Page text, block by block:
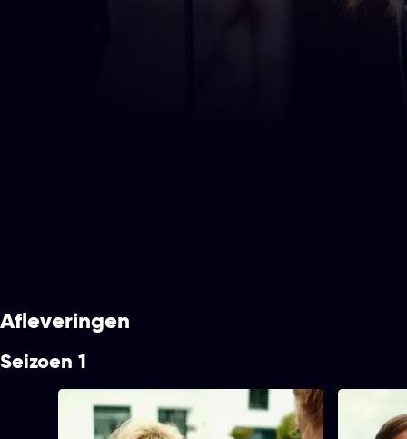
Afleveringen
Seizoen 1